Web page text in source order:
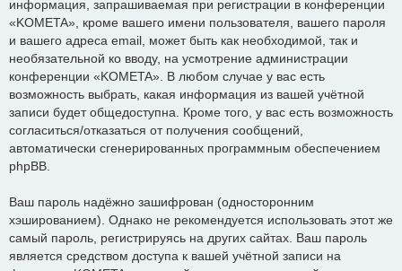
информация, запрашиваемая при регистрации в конференции
«KOMETA», кроме вашего имени пользователя, вашего пароля
и вашего адреса email, может быть как необходимой, так и
необязательной ко вводу, на усмотрение администрации
конференции «KOMETA». В любом случае у вас есть
возможность выбрать, какая информация из вашей учётной
записи будет общедоступна. Кроме того, у вас есть возможность
согласиться/отказаться от получения сообщений,
автоматически сгенерированных программным обеспечением
phpBB.
Ваш пароль надёжно зашифрован (односторонним
хэшированием). Однако не рекомендуется использовать этот же
самый пароль, регистрируясь на других сайтах. Ваш пароль
является средством доступа к вашей учётной записи на